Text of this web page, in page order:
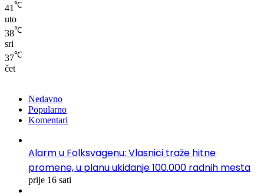
41℃
uto
38℃
sri
37℃
čet
Nedavno
Popularno
Komentari
Alarm u Folksvagenu: Vlasnici traže hitne
promene, u planu ukidanje 100.000 radnih mesta
prije 16 sati